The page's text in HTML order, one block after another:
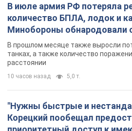
В июле армия РФ потеряла
количество БПЛА, лодок и
Минобороны обнародовали
В прошлом месяце также выросли
танках, а также количество
расстоянии
10 часов назад 5,0 т.
"Нужны быстрые и
Корецкий пообещал